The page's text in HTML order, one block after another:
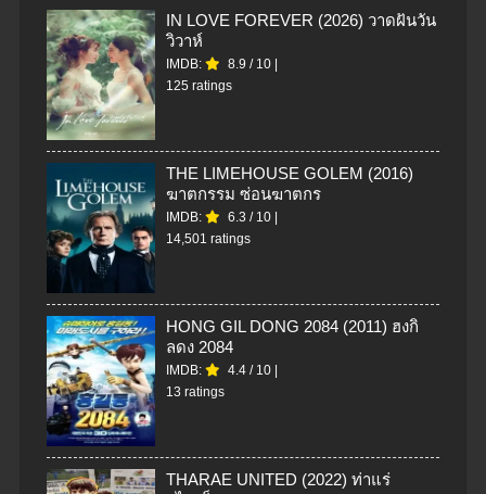
IN LOVE FOREVER (2026) วาดฝันวัน
วิวาห์
IMDB: 8.9 / 10
125 ratings
THE LIMEHOUSE GOLEM (2016)
ฆาตกรรม ซ่อนฆาตกร
IMDB: 6.3 / 10
14,501 ratings
HONG GIL DONG 2084 (2011) ฮงกิ
ลดง 2084
IMDB: 4.4 / 10
13 ratings
THARAE UNITED (2022) ท่าแร่